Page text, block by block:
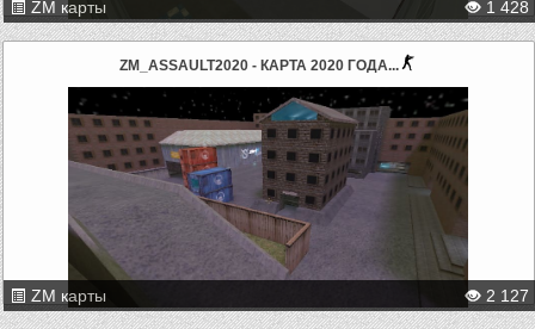
ZM карты 1 428
ZM_ASSAULT2020 - КАРТА 2020 ГОДА...
ZM карты 2 127